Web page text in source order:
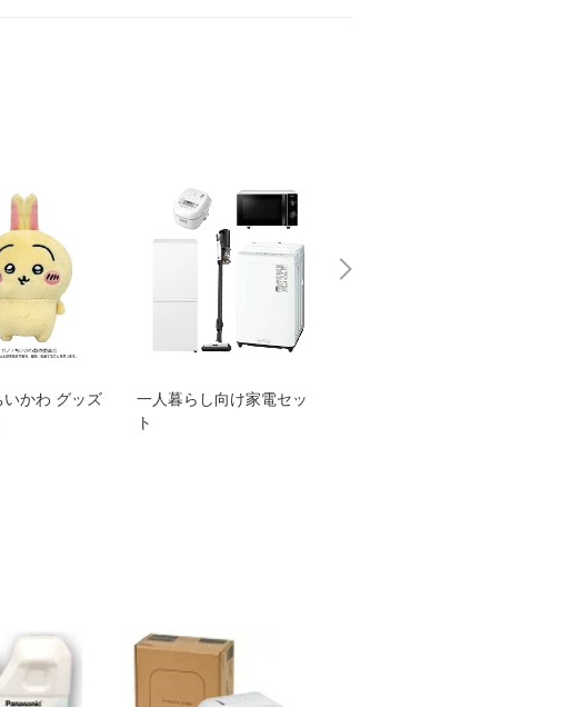
いかわ グッズ
一人暮らし向け家電セッ
ト